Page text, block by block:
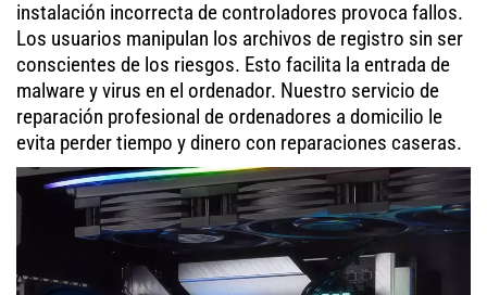
instalación incorrecta de controladores provoca fallos.
Los usuarios manipulan los archivos de registro sin ser
conscientes de los riesgos. Esto facilita la entrada de
malware y virus en el ordenador. Nuestro servicio de
reparación profesional de ordenadores a domicilio le
evita perder tiempo y dinero con reparaciones caseras.